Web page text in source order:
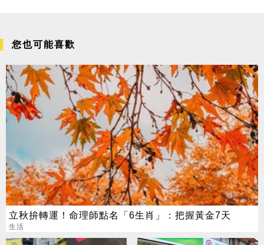
您也可能喜歡
立秋拚轉運！命理師點名「6生肖」：把握黃金7天
生活